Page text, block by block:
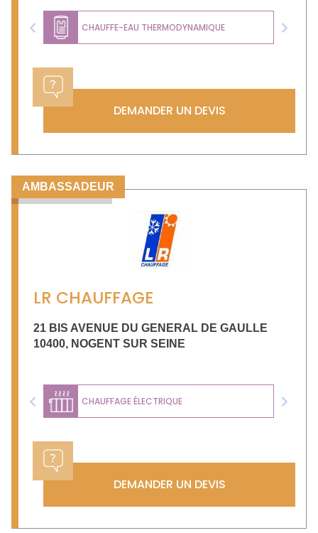
CHAUFFE-EAU THERMODYNAMIQUE
Previous Next
DEMANDER UN DEVIS
AMBASSADEUR
LR CHAUFFAGE
21 BIS AVENUE DU GENERAL DE GAULLE
10400, NOGENT SUR SEINE
CHAUFFAGE ÉLECTRIQUE
Previous Next
DEMANDER UN DEVIS